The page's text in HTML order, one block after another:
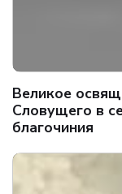
Великое
Словущего в
благочиния